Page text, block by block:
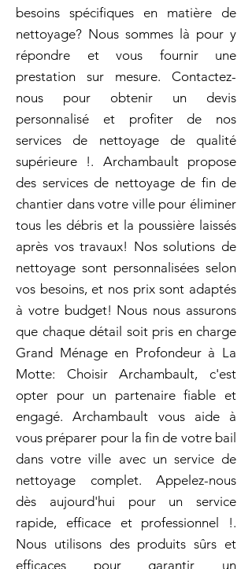
besoins spécifiques en matière de
nettoyage? Nous sommes là pour y
répondre et vous fournir une
prestation sur mesure. Contactez-
nous pour obtenir un devis
personnalisé et profiter de nos
services de nettoyage de qualité
supérieure !. Archambault propose
des services de nettoyage de fin de
chantier dans votre ville pour éliminer
tous les débris et la poussière laissés
après vos travaux! Nos solutions de
nettoyage sont personnalisées selon
vos besoins, et nos prix sont adaptés
à votre budget! Nous nous assurons
que chaque détail soit pris en charge
Grand Ménage en Profondeur à La
Motte: Choisir Archambault, c'est
opter pour un partenaire fiable et
engagé. Archambault vous aide à
vous préparer pour la fin de votre bail
dans votre ville avec un service de
nettoyage complet. Appelez-nous
dès aujourd'hui pour un service
rapide, efficace et professionnel !.
Nous utilisons des produits sûrs et
efficaces pour garantir un